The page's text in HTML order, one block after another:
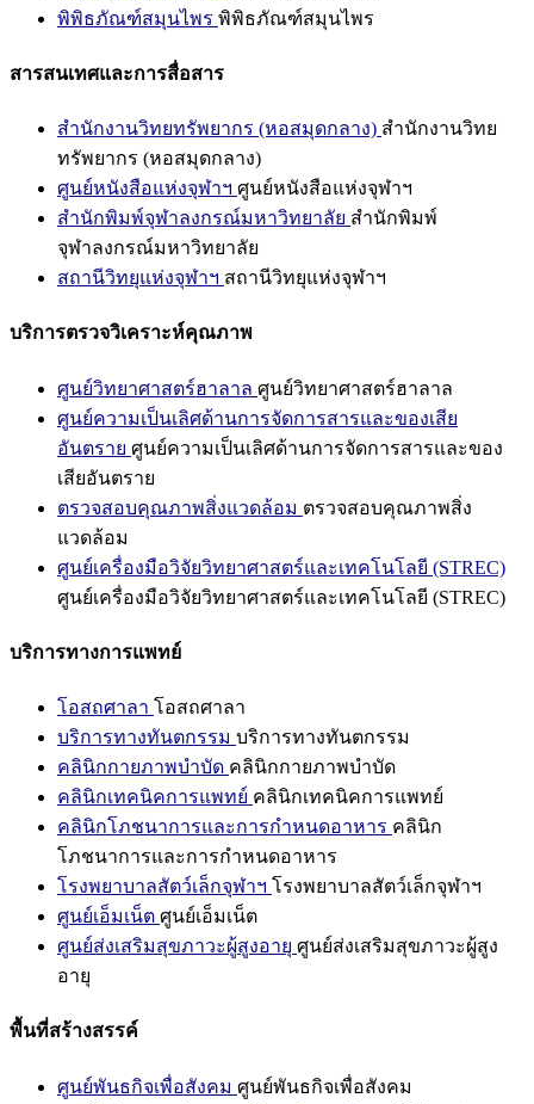
พิพิธภัณฑ์สมุนไพร พิพิธภัณฑ์สมุนไพร
สารสนเทศและการสื่อสาร
สำนักงานวิทยทรัพยากร (หอสมุดกลาง) สำนักงานวิทย
ทรัพยากร (หอสมุดกลาง)
ศูนย์หนังสือแห่งจุฬาฯ ศูนย์หนังสือแห่งจุฬาฯ
สำนักพิมพ์จุฬาลงกรณ์มหาวิทยาลัย สำนักพิมพ์
จุฬาลงกรณ์มหาวิทยาลัย
สถานีวิทยุแห่งจุฬาฯ สถานีวิทยุแห่งจุฬาฯ
บริการตรวจวิเคราะห์คุณภาพ
ศูนย์วิทยาศาสตร์ฮาลาล ศูนย์วิทยาศาสตร์ฮาลาล
ศูนย์ความเป็นเลิศด้านการจัดการสารและของเสีย
อันตราย ศูนย์ความเป็นเลิศด้านการจัดการสารและของ
เสียอันตราย
ตรวจสอบคุณภาพสิ่งแวดล้อม ตรวจสอบคุณภาพสิ่ง
แวดล้อม
ศูนย์เครื่องมือวิจัยวิทยาศาสตร์และเทคโนโลยี (STREC)
ศูนย์เครื่องมือวิจัยวิทยาศาสตร์และเทคโนโลยี (STREC)
บริการทางการแพทย์
โอสถศาลา โอสถศาลา
บริการทางทันตกรรม บริการทางทันตกรรม
คลินิกกายภาพบำบัด คลินิกกายภาพบำบัด
คลินิกเทคนิคการแพทย์ คลินิกเทคนิคการแพทย์
คลินิกโภชนาการและการกำหนดอาหาร คลินิก
โภชนาการและการกำหนดอาหาร
โรงพยาบาลสัตว์เล็กจุฬาฯ โรงพยาบาลสัตว์เล็กจุฬาฯ
ศูนย์เอ็มเน็ต ศูนย์เอ็มเน็ต
ศูนย์ส่งเสริมสุขภาวะผู้สูงอายุ ศูนย์ส่งเสริมสุขภาวะผู้สูง
อายุ
พื้นที่สร้างสรรค์
ศูนย์พันธกิจเพื่อสังคม ศูนย์พันธกิจเพื่อสังคม